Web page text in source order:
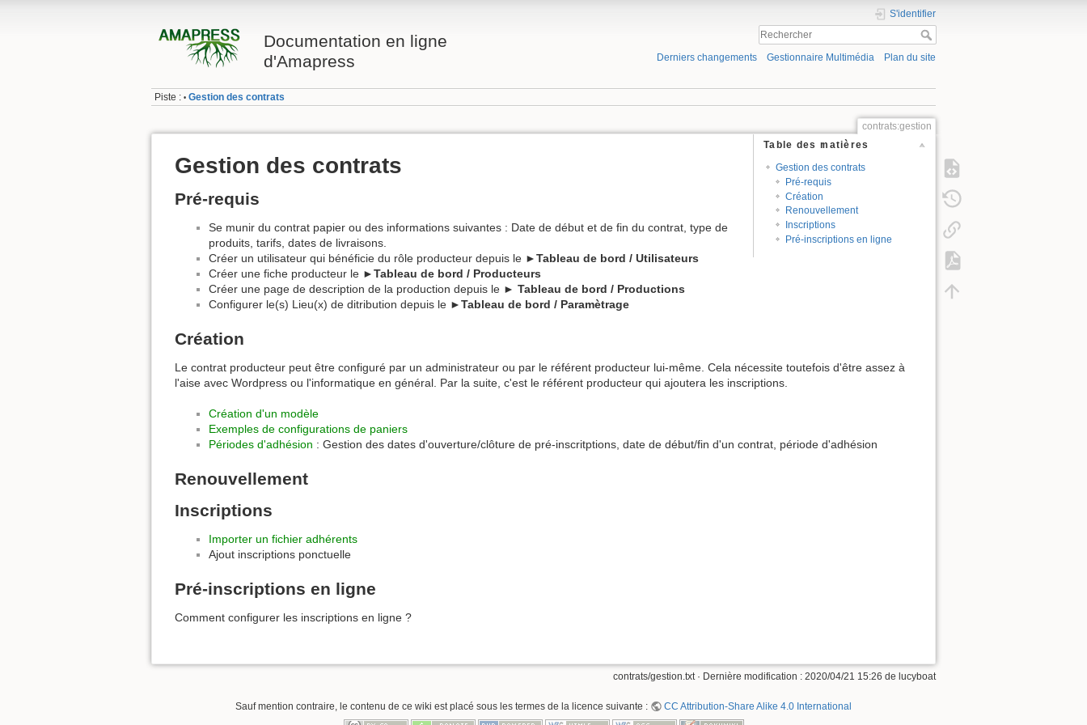
Documentation en ligne
d'Amapress
S'identifier
Derniers changements Gestionnaire Multimédia Plan du site
Piste : • Gestion des contrats
contrats:gestion
Table des matières
Gestion des contrats
Pré-requis
Création
Renouvellement
Inscriptions
Pré-inscriptions en ligne
Gestion des contrats
Pré-requis
Se munir du contrat papier ou des informations suivantes : Date de début et de fin du contrat, type de
produits, tarifs, dates de livraisons.
Créer un utilisateur qui bénéficie du rôle producteur depuis le ►Tableau de bord / Utilisateurs
Créer une fiche producteur le ►Tableau de bord / Producteurs
Créer une page de description de la production depuis le ► Tableau de bord / Productions
Configurer le(s) Lieu(x) de ditribution depuis le ►Tableau de bord / Paramètrage
Création
Le contrat producteur peut être configuré par un administrateur ou par le référent producteur lui-même. Cela nécessite toutefois d'être assez à
l'aise avec Wordpress ou l'informatique en général. Par la suite, c'est le référent producteur qui ajoutera les inscriptions.
Création d'un modèle
Exemples de configurations de paniers
Périodes d'adhésion : Gestion des dates d'ouverture/clôture de pré-inscritptions, date de début/fin d'un contrat, période d'adhésion
Renouvellement
Inscriptions
Importer un fichier adhérents
Ajout inscriptions ponctuelle
Pré-inscriptions en ligne
Comment configurer les inscriptions en ligne ?
contrats/gestion.txt· Dernière modification : 2020/04/21 15:26 de lucyboat
Sauf mention contraire, le contenu de ce wiki est placé sous les termes de la licence suivante : CC Attribution-Share Alike 4.0 International